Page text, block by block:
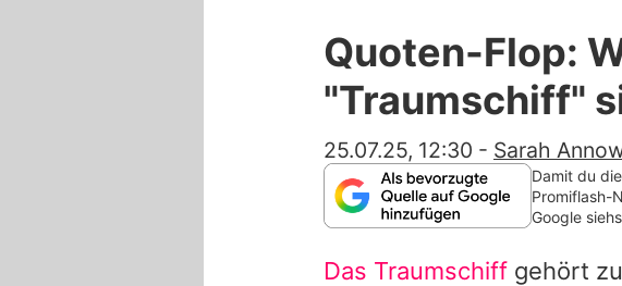
Quoten-Flop:
"Traumschiff"
25.07.25, 12:30 - Sarah
Damit du
Promiflash-
Google
Das Traumschiff gehört